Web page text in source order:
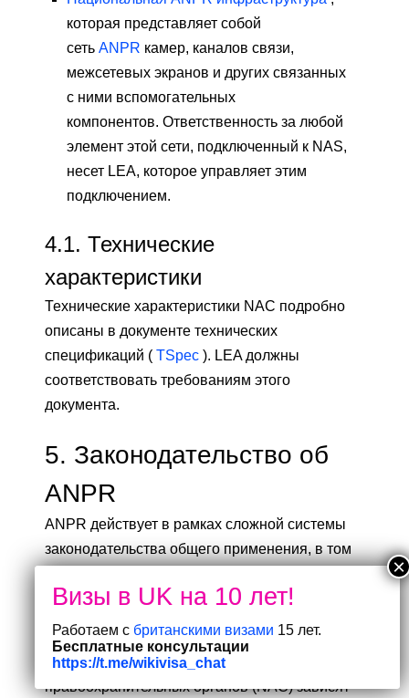
которая представляет собой
сеть ANPR камер, каналов связи,
межсетевых экранов и других связанных
с ними вспомогательных
компонентов. Ответственность за любой
элемент этой сети, подключенный к NAS,
несет LEA, которое управляет этим
подключением.
4.1. Технические
характеристики
Технические характеристики NAC подробно
описаны в документе технических
спецификаций ( TSpec ). LEA должны
соответствовать требованиям этого
документа.
5. Законодательство об
ANPR
ANPR действует в рамках сложной системы
законодательства общего применения, в том
данных (GDPR), DPA, Кодекса
о камерах наблюдения и общего права.
Возможности ANPR национальных
правоохранительных органов (NAC) зависят
Работаем с британскими визами 15 лет.
Бесплатные консультации
https://t.me/wikivisa_chat